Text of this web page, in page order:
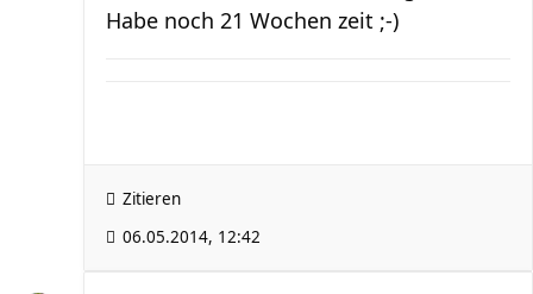
Habe noch 21 Wochen zeit ;-)
Zitieren
06.05.2014, 12:42